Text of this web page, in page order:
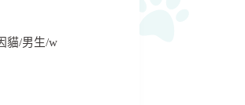
貓/男生/w